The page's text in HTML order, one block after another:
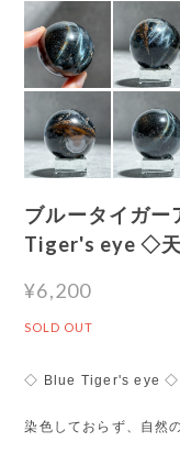
ブルータイガ
Tiger's eye ◇天
¥6,200
SOLD OUT
◇ Blue Tiger's eye ◇
染色しておらず、自然